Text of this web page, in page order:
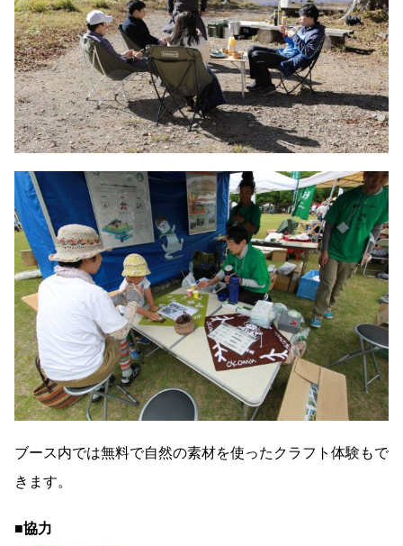
ブース内では無料で自然の素材を使ったクラフト体験もで
きます。
■協力